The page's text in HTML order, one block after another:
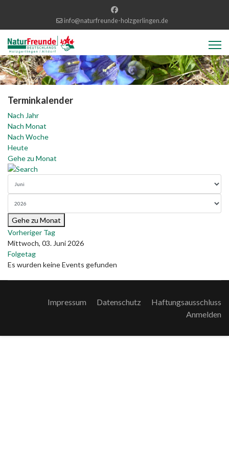
info@naturfreunde-holzgerlingen.de
Terminkalender
Nach Jahr
Nach Monat
Nach Woche
Heute
Gehe zu Monat
Gehe zu Monat
Vorheriger Tag
Mittwoch, 03. Juni 2026
Folgetag
Es wurden keine Events gefunden
Impressum Datenschutz
Haftungsausschluss
Anmelden